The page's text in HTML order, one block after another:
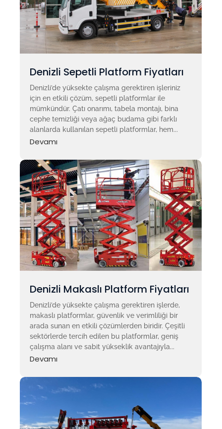
Denizli Sepetli Platform Fiyatları
Denizli’de yüksekte çalışma gerektiren işleriniz
için en etkili çözüm, sepetli platformlar ile
mümkündür. Çatı onarımı, tabela montajı, bina
cephe temizliği veya ağaç budama gibi farklı
alanlarda kullanılan sepetli platformlar, hem...
Devamı
Denizli Makaslı Platform Fiyatları
Denizli’de yüksekte çalışma gerektiren işlerde,
makaslı platformlar, güvenlik ve verimliliği bir
arada sunan en etkili çözümlerden biridir. Çeşitli
sektörlerde tercih edilen bu platformlar, geniş
çalışma alanı ve sabit yükseklik avantajıyla...
Devamı